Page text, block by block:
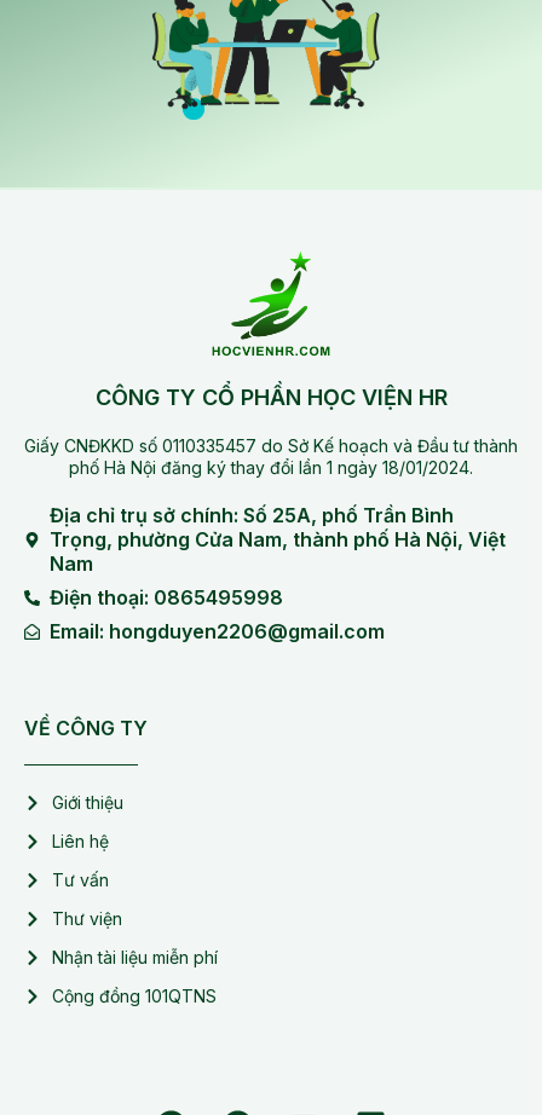
CÔNG TY CỔ PHẦN HỌC VIỆN HR
Giấy CNĐKKD số 0110335457 do Sở Kế hoạch và Đầu tư thành
phố Hà Nội đăng ký thay đổi lần 1 ngày 18/01/2024.
Địa chỉ trụ sở chính: Số 25A, phố Trần Bình
Trọng, phường Cửa Nam, thành phố Hà Nội, Việt
Nam
Điện thoại: 0865495998
Email: hongduyen2206@gmail.com
VỀ CÔNG TY
Giới thiệu
Liên hệ
Tư vấn
Thư viện
Nhận tài liệu miễn phí
Cộng đồng 101QTNS